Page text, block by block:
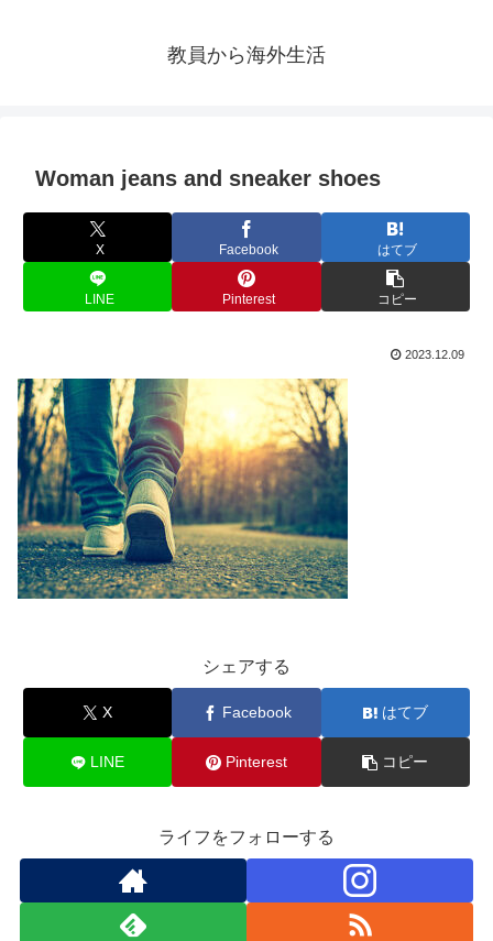
教員から海外生活
Woman jeans and sneaker shoes
X Facebook はてブ
LINE Pinterest コピー
2023.12.09
シェアする
X Facebook はてブ
LINE Pinterest コピー
ライフをフォローする